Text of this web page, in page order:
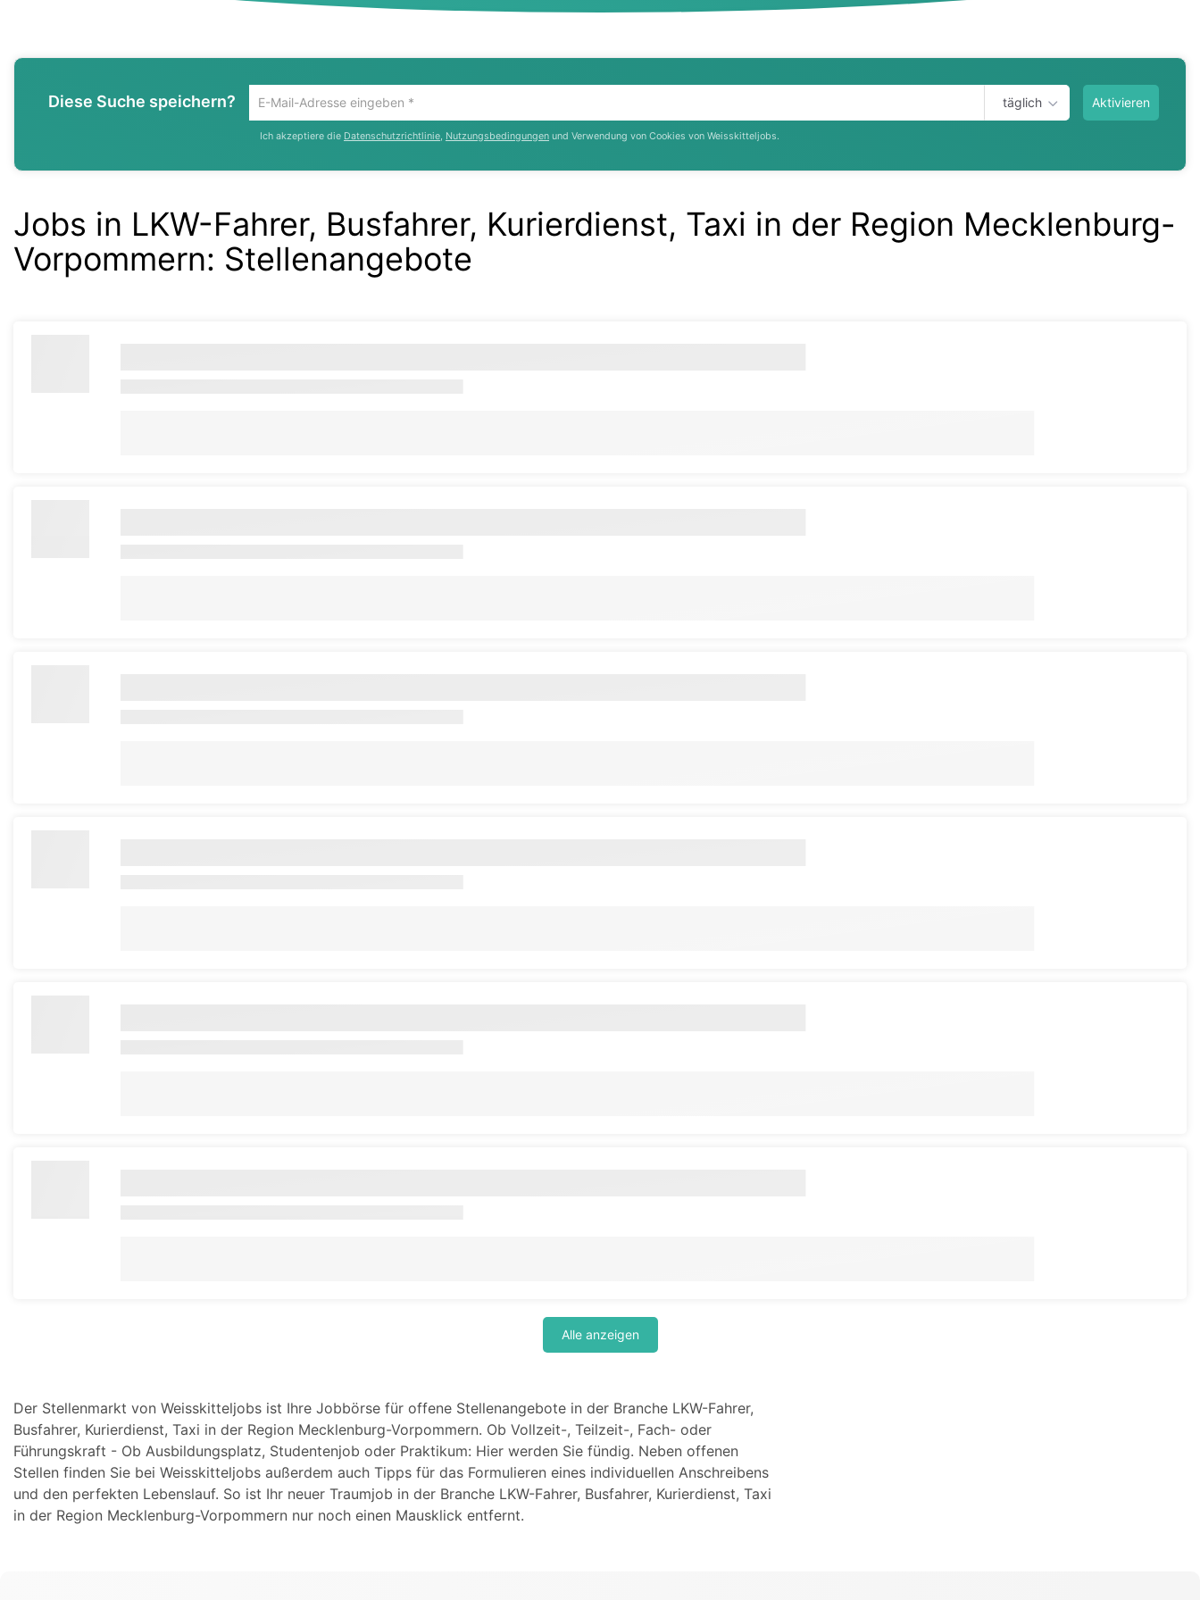
Diese Suche speichern?
Um
die
aktuelle
gib
deine
Emailadresse
ein
täglich Aktivieren
Ich akzeptiere die Datenschutzrichtlinie, Nutzungsbedingungen und Verwendung von Cookies von Weisskitteljobs.
Jobs in LKW-Fahrer, Busfahrer, Kurierdienst, Taxi in der Region Mecklenburg-
Vorpommern: Stellenangebote
Alle anzeigen
Der Stellenmarkt von Weisskitteljobs ist Ihre Jobbörse für offene Stellenangebote in der Branche LKW-Fahrer,
Busfahrer, Kurierdienst, Taxi in der Region Mecklenburg-Vorpommern. Ob Vollzeit-, Teilzeit-, Fach- oder
Führungskraft - Ob Ausbildungsplatz, Studentenjob oder Praktikum: Hier werden Sie fündig. Neben offenen
Stellen finden Sie bei Weisskitteljobs außerdem auch Tipps für das Formulieren eines individuellen Anschreibens
und den perfekten Lebenslauf. So ist Ihr neuer Traumjob in der Branche LKW-Fahrer, Busfahrer, Kurierdienst, Taxi
in der Region Mecklenburg-Vorpommern nur noch einen Mausklick entfernt.